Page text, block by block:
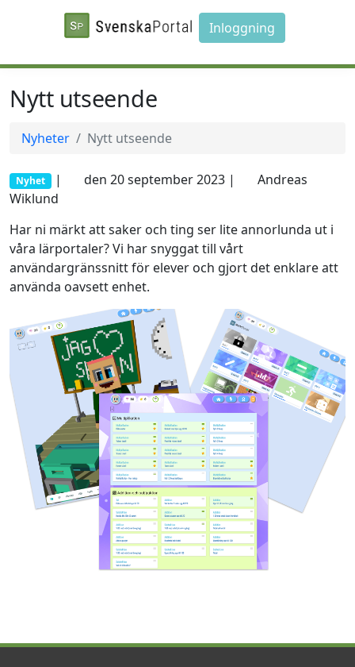
Inloggning
Nytt utseende
Nyheter Nytt utseende
Nyhet | den 20 september 2023 |
Andreas
Wiklund
Har ni märkt att saker och ting ser lite annorlunda ut i
våra lärportaler? Vi har snyggat till vårt
användargränssnitt för elever och gjort det enklare att
använda oavsett enhet.